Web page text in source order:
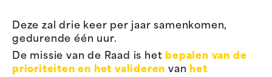
Deze zal drie keer per jaar samenkomen,
gedurende één uur.
De missie van de Raad is het bepalen van de
prioriteiten en het valideren van het